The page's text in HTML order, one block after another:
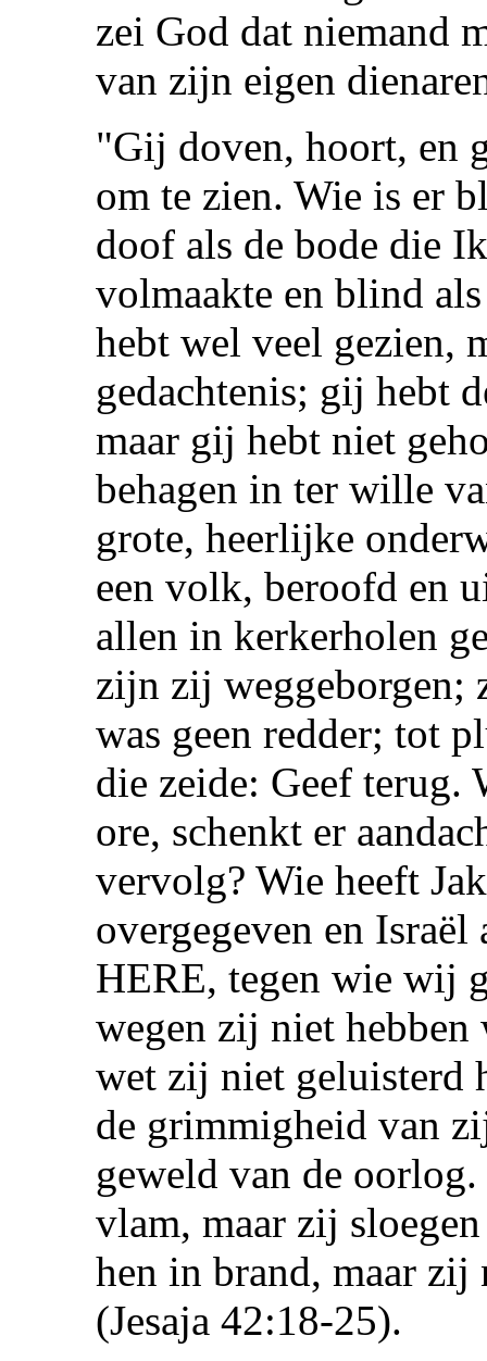
zei God dat niemand
van zijn eigen
"Gij doven, hoort, en
om te zien. Wie is er
doof als de bode die
volmaakte en blind
hebt wel veel gezien,
gedachtenis; gij hebt
maar gij hebt niet
behagen in ter wille
grote, heerlijke
een volk, beroofd en
allen in kerkerholen
zijn zij weggeborgen;
was geen redder; tot
die zeide: Geef terug.
ore, schenkt er
vervolg? Wie heeft
overgegeven en Israël
HERE, tegen wie wij
wegen zij niet hebben
wet zij niet geluisterd
de grimmigheid van
geweld van de
vlam, maar zij
hen in brand, maar zij
(Jesaja 42:18-25).